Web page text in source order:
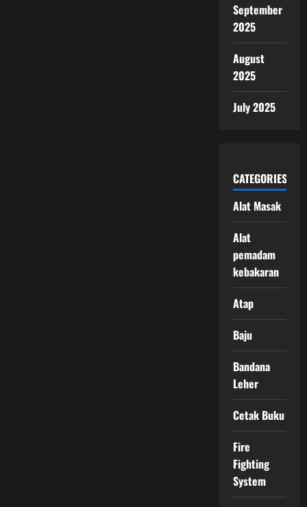
September
2025
August
2025
July 2025
CATEGORIES
Alat Masak
Alat
pemadam
kebakaran
Atap
Baju
Bandana
Leher
Cetak Buku
Fire
Fighting
System